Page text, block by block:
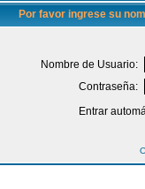
Por favor ingrese su
Nombre de Usuario:
Contraseña:
Entrar